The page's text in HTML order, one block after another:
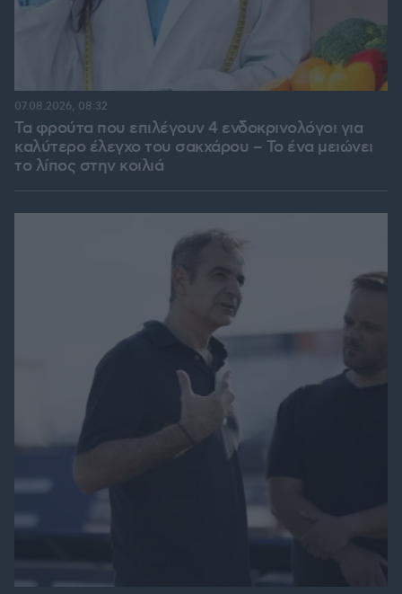
Τα φρούτα που επιλέγουν 4 ενδοκρινολόγοι για
καλύτερο έλεγχο του σακχάρου – Το ένα μειώνει
το λίπος στην κοιλιά
07.08.2026, 08:32